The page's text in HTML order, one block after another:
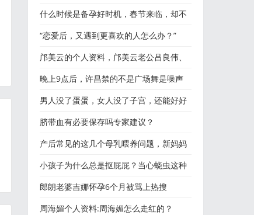
家庭强洗白！
什么时候是备孕好时机，春节来临，却不
是备孕好时候
“恋爱后，又遇到更喜欢的人怎么办？”
邝美云的个人资料，邝美云老公吕良伟、
邝美云情史
晚上9点后，许昌禁的不是广场舞是噪声
男人没了蛋蛋，女人没了子宫，还能好好
过性生活吗？
脐带血有必要保存吗专家建议？
产后常见的这几个母乳喂养问题，新妈妈
要知道！
小孩子为什么总是抠屁屁？当心蛲虫这种
寄生虫！
郎朗老婆吉娜怀孕6个月被骂上热搜
周海媚个人资料:周海媚怎么走红的？